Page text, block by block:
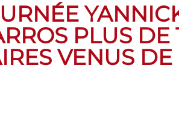
PLUS DE
VENUS DE